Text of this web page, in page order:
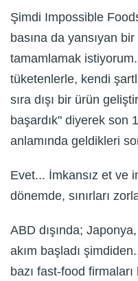
Şimdi Impossible
basına da yansıyan
tamamlamak
tüketenlerle, kendi
sıra dışı bir ürün
başardık" diyerek son
anlamında geldikleri
Evet... İmkansız et ve
dönemde, sınırları
ABD dışında;
akım başladı
bazı fast-food